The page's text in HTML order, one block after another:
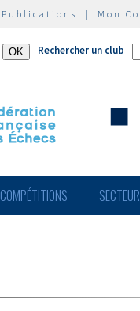
Publications | Mon
Rechercher un club
COMPÉTITIONS